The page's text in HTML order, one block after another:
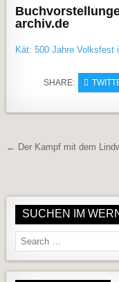
archiv.de
Kät: 500 Jahre Volksfest
SHARE:
← Der Kampf mit dem
SUCHEN IM
Search for: